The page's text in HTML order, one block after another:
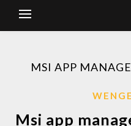
MSI APP
Msi app